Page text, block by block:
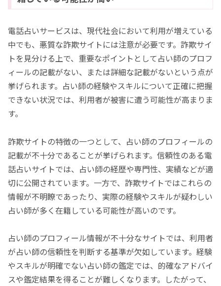
電話占いサービスは、現代社会において利用が増えている
中でも、悪質な詐欺サイトには注意が必要です。詐欺サイ
トを見分ける上で、重要なポイントとして占い師のプロフ
ィールの記載がない、または詳細な記載がないという点が
挙げられます。占い師の経験やスキルについて正確に把握
できない状況では、利用者が被害に遭う可能性が高まりま
す。
詐欺サイトの特徴の一つとして、占い師のプロフィールの
記載が不十分であることが挙げられます。信頼性のある電
話占いサイトでは、占い師の経歴や専門性、実績などが適
切に公開されています。一方で、詐欺サイトではこれらの
情報が不明瞭であったり、実際の経験やスキルが疑わしい
占い師が多く在籍している可能性が高いのです。
占い師のプロフィール情報が不十分なサイトでは、利用者
が占い師の信頼性を判断する基準が欠如しています。経験
やスキルが明確でない占い師の鑑定では、的確なアドバイ
スや鑑定結果を得ることが難しくなります。したがって、